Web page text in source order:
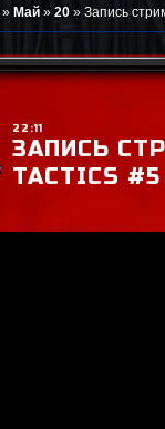
» Май » 20 » Запись
22:11
ЗАПИСЬ
TACTICS #5